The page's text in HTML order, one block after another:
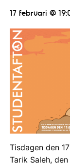
17 februari @
Tisdagen den
Tarik Saleh,